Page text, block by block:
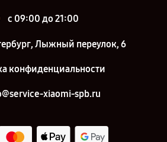
c 09:00 до 21:00
Лыжный переулок, 6
конфиденциальности
xiaomi-spb.ru